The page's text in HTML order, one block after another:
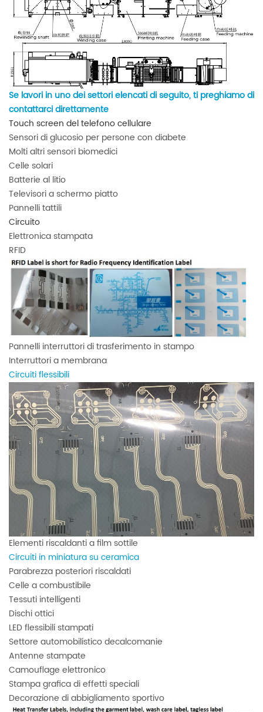
Se lavori in uno dei settori elencati di seguito, ti preghiamo di
contattarci direttamente
Touch screen del telefono cellulare
Sensori di glucosio per persone con diabete
Molti altri sensori biomedici
Celle solari
Batterie al litio
Televisori a schermo piatto
Pannelli tattili
Circuito
Elettronica stampata
RFID
Pannelli interruttori di trasferimento in stampo
Interruttori a membrana
Circuiti flessibili
Elementi riscaldanti a film sottile
Circuiti in miniatura su ceramica
Parabrezza posteriori riscaldati
Celle a combustibile
Tessuti intelligenti
Dischi ottici
LED flessibili stampati
Settore automobilisticodecalcomanie
Antenne stampate
Camouflage elettronico
Stampa grafica di effetti speciali
Decorazione di abbigliamento sportivo